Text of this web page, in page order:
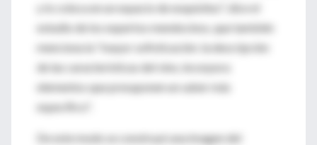
y lo coloca en un espacio de exquisitez", dice el
estudio de los expertos mendocinos, que también
menciona la "mayor sofisticación: la descripción
de las características del vino, incorpora
elementos que presuponen un saber más
específico".
De este modo se construyó una imagen del